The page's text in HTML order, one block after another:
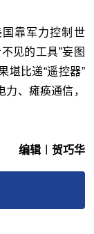
靠军力控制世
见的工具”妄图
堪比递“遥控器”
、瘫痪通信，
编辑︱贺巧华